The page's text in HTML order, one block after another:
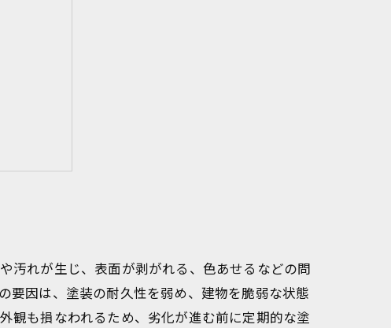
き事項
汚れが生じ、表面が剥がれる、色あせるなどの問
要因は、塗装の耐久性を弱め、建物を脆弱な状態
観も損なわれるため、劣化が進む前に定期的な塗